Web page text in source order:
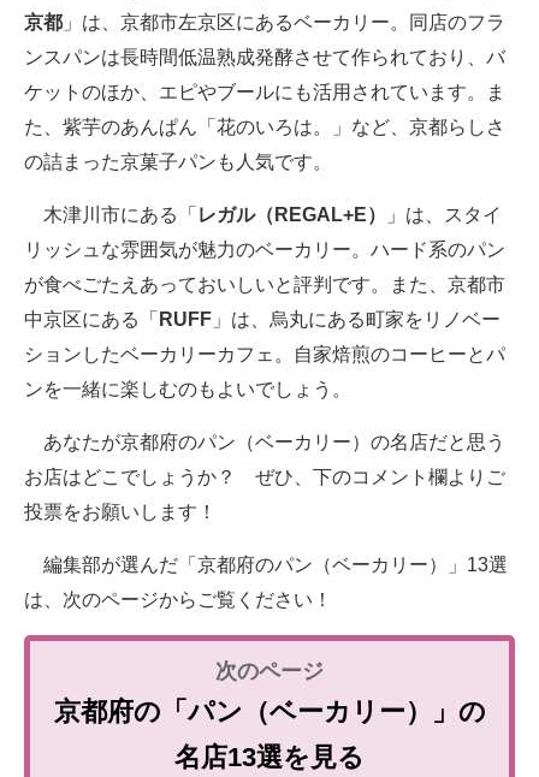
京都 」は、京都市左京区にあるベーカリー。同店のフラ
ンスパンは長時間低温熟成発酵させて作られており、バ
ケットのほか、エピやブールにも活用されています。ま
た、紫芋のあんぱん「花のいろは。」など、京都らしさ
の詰まった京菓子パンも人気です。
木津川市にある「 レガル（REGAL+E）
」は、スタイ
リッシュな雰囲気が魅力のベーカリー。ハード系のパン
が食べごたえあっておいしいと評判です。また、京都市
中京区にある「 RUFF 」は、烏丸にある町家をリノベー
ションしたベーカリーカフェ。自家焙煎のコーヒーとパ
ンを一緒に楽しむのもよいでしょう。
あなたが京都府のパン（ベーカリー）の名店だと思う
お店はどこでしょうか？ ぜひ、下のコメント欄よりご
投票をお願いします！
編集部が選んだ「京都府のパン（ベーカリー）」13選
は、次のページからご覧ください！
京都府の「パン（ベーカリー）」の
名店13選を見る